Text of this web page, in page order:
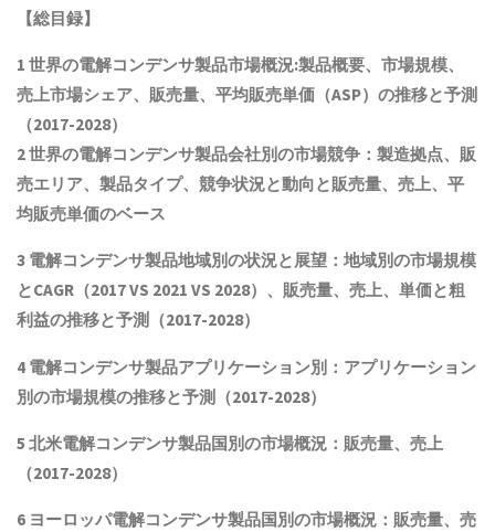
【総目録】
1 世界の電解コンデンサ製品市場概況:製品概要、市場規模、
売上市場シェア、販売量、平均販売単価（ASP）の推移と予測
（2017-2028）
2 世界の電解コンデンサ製品会社別の市場競争：製造拠点、販
売エリア、製品タイプ、競争状況と動向と販売量、売上、平
均販売単価のベース
3 電解コンデンサ製品地域別の状況と展望：地域別の市場規模
とCAGR （2017 VS 2021 VS 2028）、販売量、売上、単価と粗
利益の推移と予測（2017-2028）
4 電解コンデンサ製品アプリケーション別：アプリケーション
別の市場規模の推移と予測（2017-2028）
5 北米電解コンデンサ製品国別の市場概況 ：販売量、売上
（2017-2028）
6 ヨーロッパ電解コンデンサ製品国別の市場概況：販売量、売